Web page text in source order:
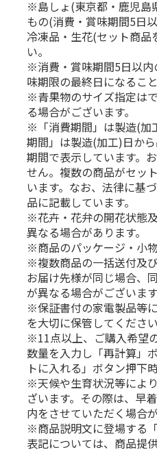
※島しょ(東京都・鹿児島
もの(消費・賞味期間5日
冷凍品・生花(セット商品
い。
※消費・賞味期間5日以内
味期限の最終日になるこ
※青果物のサイズ指定は
る場合がございます。
※「消費期間」は製造(加
期間」は製造(加工)日か
期間で表示しています。
せん。複数の商品がセッ
います。なお、法律に基
品に記載しています。
※花卉・花弁の開花状態
異なる場合があります。
※商品のパッケージ・小
※複数商品の一括送付及
お届け先様が同じ場合、
が異なる場合がございま
※保証書付の家電製品等
を大切に保管してくださ
※11点以上、ご購入希望
数量を入力し「再計算」
トに入れる」ボタン押下
※天候や生育状況等によ
ざいます。その際は、早
内をさせていただく場合
※商品説明文に登場する
表記については、商品提